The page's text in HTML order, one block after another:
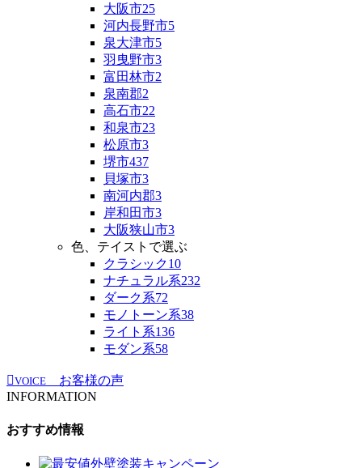
大阪市25
河内長野市5
泉大津市5
羽曳野市3
富田林市2
泉南郡2
高石市22
和泉市23
松原市3
堺市437
貝塚市3
南河内郡3
岸和田市3
大阪狭山市3
色、テイストで選ぶ
クラシック10
ナチュラル系232
ダーク系72
モノトーン系38
ライト系136
モダン系58
VOICE
お客様の声
INFORMATION
おすすめ情報